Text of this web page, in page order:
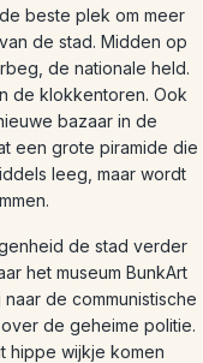
beste plek om meer
de stad. Midden op
de nationale held.
de klokkentoren. Ook
bazaar in de
een grote piramide die
leeg, maar wordt
de stad verder
het museum BunkArt
de communistische
de geheime politie.
hippe wijkje komen